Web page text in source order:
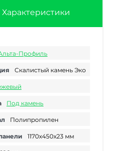
Характеристики
Профиль
Скалистый камень Эко
Под камень
Полипропилен
1170х450х23 мм